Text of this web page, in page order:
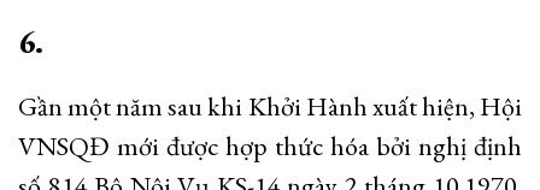
6.
Gần một năm sau khi Khởi Hành xuất hiện, Hội
VNSQĐ mới được hợp thức hóa bởi nghị định